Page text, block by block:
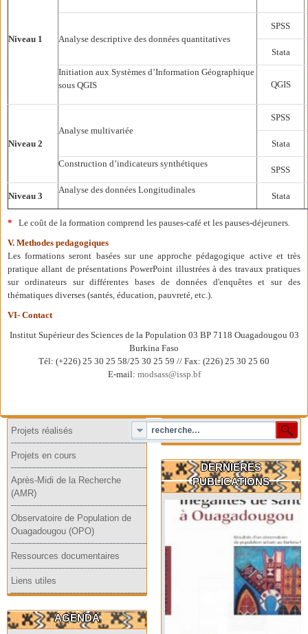
Niveau 1 Analyse descriptive des données quantitatives
SPSS
Stata
Initiation aux Systèmes d’Information Géographique
sous QGIS
QGIS
Niveau 2
Analyse multivariée
SPSS
Stata
Construction d’indicateurs synthétiques
SPSS
Niveau 3
Analyse des données Longitudinales
Stata
* Le coût de la formation comprend les pauses-café et les pauses-déjeuners.
V. Methodes pedagogiques
Les formations seront basées sur une approche pédagogique active et très
pratique allant de présentations PowerPoint illustrées à des travaux pratiques
sur ordinateurs sur différentes bases de données d'enquêtes et sur des
thématiques diverses (santés, éducation, pauvreté, etc.).
VI- Contact
Institut Supérieur des Sciences de la Population 03 BP 7118 Ouagadougou 03
Burkina Faso
Tél: (+226) 25 30 25 58/25 30 25 59 // Fax: (226) 25 30 25 60
E-mail: modsass@issp.bf
Projets réalisés
Projets en cours
Après-Midi de la Recherche
(AMR)
Observatoire de Population de
Ouagadougou (OPO)
Ressources documentaires
Liens utiles
AGENDA
DERNIERES
PUBLICATIONS